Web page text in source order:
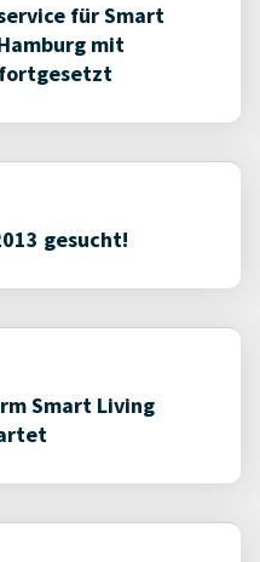
für Smart
mit
gesucht!
Smart Living